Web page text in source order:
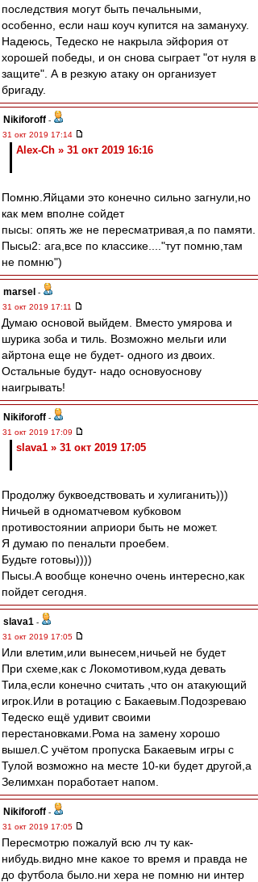
последствия могут быть печальными,
особенно, если наш коуч купится на замануху.
Надеюсь, Тедеско не накрыла эйфория от
хорошей победы, и он снова сыграет "от нуля в
защите". А в резкую атаку он организует
бригаду.
Nikiforoff -
31 окт 2019 17:14
Alex-Ch » 31 окт 2019 16:16
Помню.Яйцами это конечно сильно загнули,но
как мем вполне сойдет
пысы: опять же не пересматривая,а по памяти.
Пысы2: ага,все по классике...."тут помню,там
не помню")
marsel -
31 окт 2019 17:11
Думаю основой выйдем. Вместо умярова и
шурика зоба и тиль. Возможно мельги или
айртона еще не будет- одного из двоих.
Остальные будут- надо основуоснову
наигрывать!
Nikiforoff -
31 окт 2019 17:09
slava1 » 31 окт 2019 17:05
Продолжу буквоедствовать и хулиганить)))
Ничьей в одноматчевом кубковом
противостоянии априори быть не может.
Я думаю по пенальти проебем.
Будьте готовы))))
Пысы.А вообще конечно очень интересно,как
пойдет сегодня.
slava1 -
31 окт 2019 17:05
Или влетим,или вынесем,ничьей не будет
При схеме,как с Локомотивом,куда девать
Тила,если конечно считать ,что он атакующий
игрок.Или в ротацию с Бакаевым.Подозреваю
Тедеско ещё удивит своими
перестановками.Рома на замену хорошо
вышел.С учётом пропуска Бакаевым игры с
Тулой возможно на месте 10-ки будет другой,а
Зелимхан поработает напом.
Nikiforoff -
31 окт 2019 17:05
Пересмотрю пожалуй всю лч ту как-
нибудь.видно мне какое то время и правда не
до футбола было.ни хера не помню ни интер